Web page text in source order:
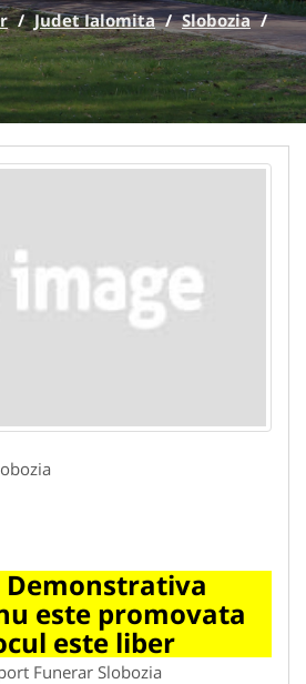
/ Judet Ialomita / Slobozia /
Demonstrativa
este promovata
este liber
Funerar Slobozia